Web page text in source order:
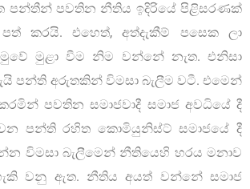
පන්තීන් පවතින නීතිය ඉදිරියේ පිළිසරණක්
කරයි. එහෙත්, අත්දැකීම් පසෙක ලා
මුළා වීම නිම වන්නේ නැත. එනිසා
පන්ති අරුතකින් විමසා බැලීම වටී. එමෙන්
පවතින සමාජවාදී සමාජ අවධියේ දී
පන්ති රහිත කොමියුනිස්ට් සමාජයේ දී
විමසා බැලීමෙන් නීතියෙහි හරය මනාව
වනු ඇත. නීතිය අයත් වන්නේ සමාජ